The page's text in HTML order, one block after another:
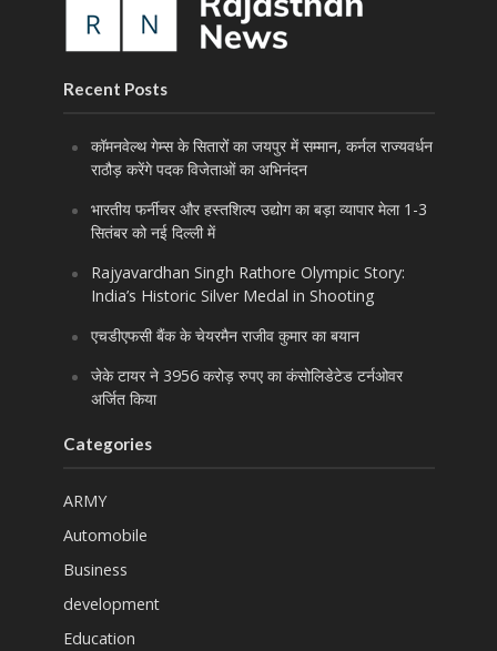
Recent Posts
कॉमनवेल्थ गेम्स के सितारों का जयपुर में सम्मान, कर्नल राज्यवर्धन
राठौड़ करेंगे पदक विजेताओं का अभिनंदन
भारतीय फर्नीचर और हस्तशिल्प उद्योग का बड़ा व्यापार मेला 1-3
सितंबर को नई दिल्ली में
Rajyavardhan Singh Rathore Olympic Story:
India’s Historic Silver Medal in Shooting
एचडीएफसी बैंक के चेयरमैन राजीव कुमार का बयान
जेके टायर ने 3956 करोड़ रुपए का कंसोलिडेटेड टर्नओवर
अर्जित किया
Categories
ARMY
Automobile
Business
development
Education